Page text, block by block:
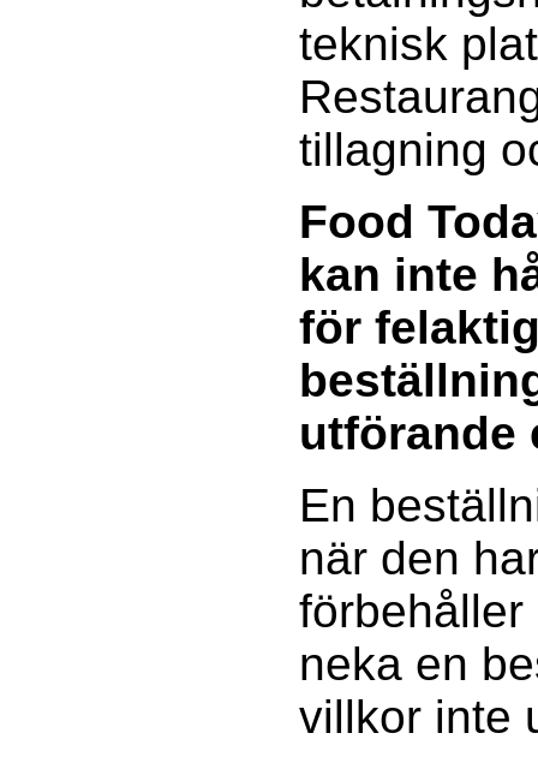
teknisk
tillagning
Food
kan inte
för
utförande
En
när den
neka en
villkor inte